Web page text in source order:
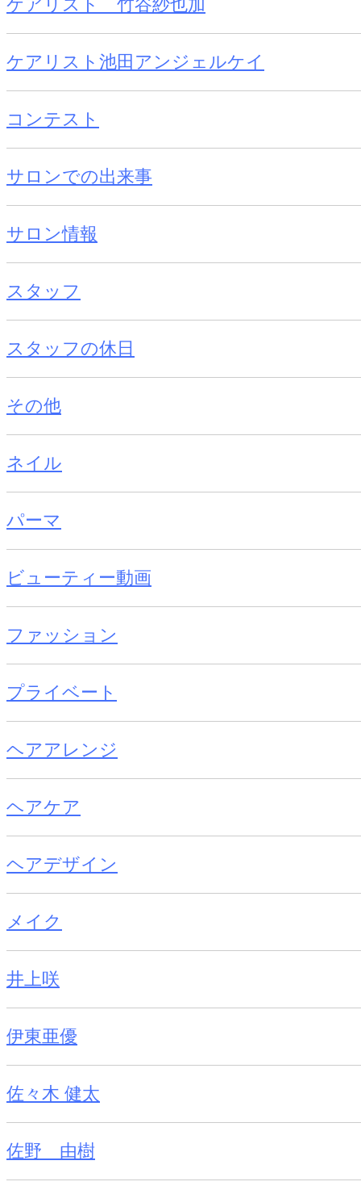
ケアリスト 竹谷紗也加
ケアリスト池田アンジェルケイ
コンテスト
サロンでの出来事
サロン情報
スタッフ
スタッフの休日
その他
ネイル
パーマ
ビューティー動画
ファッション
プライベート
ヘアアレンジ
ヘアケア
ヘアデザイン
メイク
井上咲
伊東亜優
佐々木 健太
佐野 由樹